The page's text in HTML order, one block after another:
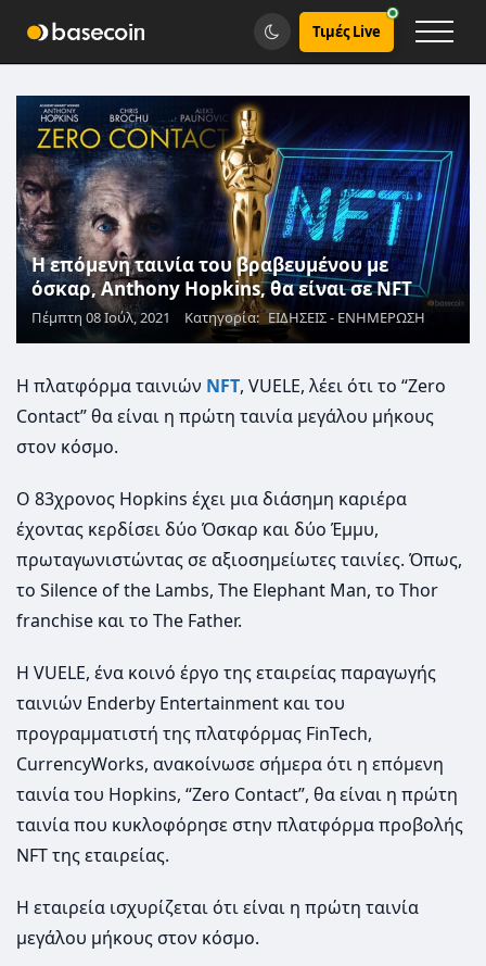
Τιμές Live
Η επόμενη ταινία του βραβευμένου με
όσκαρ, Anthony Hopkins, θα είναι σε NFT
Πέμπτη 08 Ιούλ, 2021 Κατηγορία: ΕΙΔΗΣΕΙΣ - ΕΝΗΜΕΡΩΣΗ
Η πλατφόρμα ταινιών NFT, VUELE, λέει ότι το “Zero
Contact” θα είναι η πρώτη ταινία μεγάλου μήκους
στον κόσμο.
Ο 83χρονος Hopkins έχει μια διάσημη καριέρα
έχοντας κερδίσει δύο Όσκαρ και δύο Έμμυ,
πρωταγωνιστώντας σε αξιοσημείωτες ταινίες. Όπως,
το Silence of the Lambs, The Elephant Man, το Thor
franchise και το The Father.
Η VUELE, ένα κοινό έργο της εταιρείας παραγωγής
ταινιών Enderby Entertainment και του
προγραμματιστή της πλατφόρμας FinTech,
CurrencyWorks, ανακοίνωσε σήμερα ότι η επόμενη
ταινία του Hopkins, “Zero Contact”, θα είναι η πρώτη
ταινία που κυκλοφόρησε στην πλατφόρμα προβολής
NFT της εταιρείας.
Η εταιρεία ισχυρίζεται ότι είναι η πρώτη ταινία
μεγάλου μήκους στον κόσμο.